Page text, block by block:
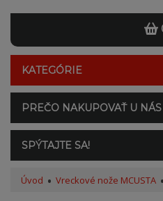
KATEGÓRIE
PREČO NAKUPOVAŤ U NÁS
SPÝTAJTE SA!
Úvod Vreckové nože MCUSTA